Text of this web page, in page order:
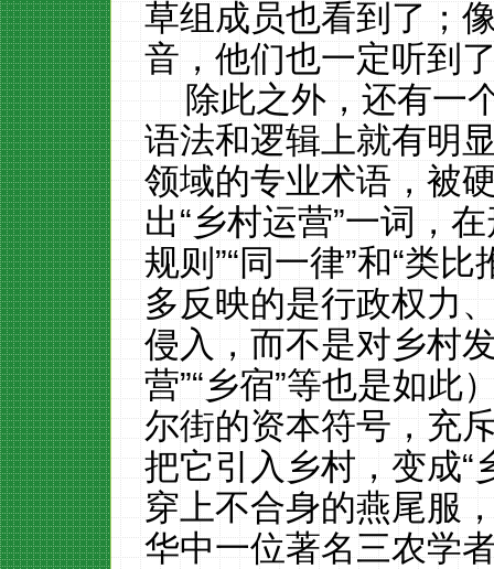
草组成员也看到了；
音，他们也一定听到
除此之外，还有一
语法和逻辑上就有明
领域的专业术语，被
出“乡村运营”一词，
规则”“同一律”和“类
多反映的是行政权力
侵入，而不是对乡村
营”“乡宿”等也是如
尔街的资本符号，充
把它引入乡村，变成“
穿上不合身的燕尾服
华中一位著名三农学